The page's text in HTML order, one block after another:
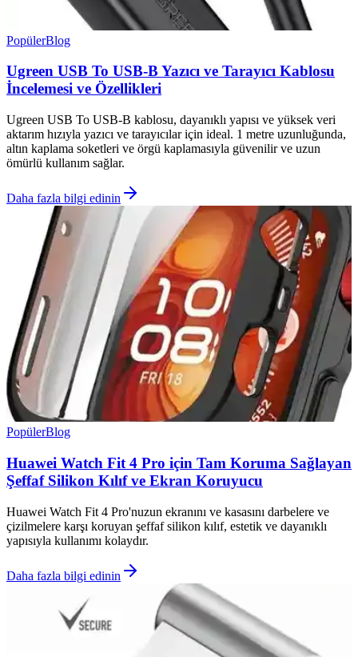
PopülerBlog
Ugreen USB To USB-B Yazıcı ve Tarayıcı Kablosu
İncelemesi ve Özellikleri
Ugreen USB To USB-B kablosu, dayanıklı yapısı ve yüksek veri
aktarım hızıyla yazıcı ve tarayıcılar için ideal. 1 metre uzunluğunda,
altın kaplama soketleri ve örgü kaplamasıyla güvenilir ve uzun
ömürlü kullanım sağlar.
Daha fazla bilgi edinin
PopülerBlog
Huawei Watch Fit 4 Pro için Tam Koruma Sağlayan
Şeffaf Silikon Kılıf ve Ekran Koruyucu
Huawei Watch Fit 4 Pro'nuzun ekranını ve kasasını darbelere ve
çizilmelere karşı koruyan şeffaf silikon kılıf, estetik ve dayanıklı
yapısıyla kullanımı kolaydır.
Daha fazla bilgi edinin